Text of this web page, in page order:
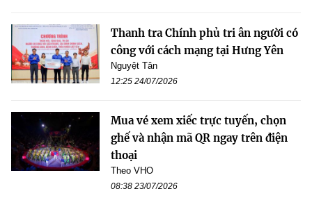
Thanh tra Chính phủ tri ân người có
công với cách mạng tại Hưng Yên
Nguyệt Tân
12:25 24/07/2026
Mua vé xem xiếc trực tuyến, chọn
ghế và nhận mã QR ngay trên điện
thoại
Theo VHO
08:38 23/07/2026